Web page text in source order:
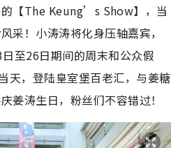
【The Keung’s Show】，当
采！小涛涛将化身压轴嘉宾，
至26日期间的周末和公众假
天，登陆皇室堡百老汇，与姜糖
姜涛生日，粉丝们不容错过！